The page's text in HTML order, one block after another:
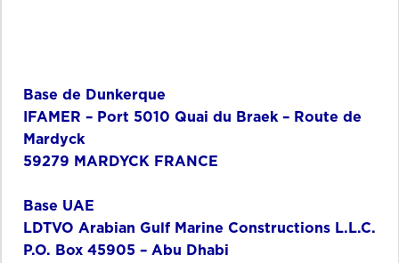
Base de Dunkerque
IFAMER – Port 5010 Quai du Braek – Route de
Mardyck
59279 MARDYCK FRANCE
Base UAE
LDTVO Arabian Gulf Marine Constructions L.L.C.
P.O. Box 45905 – Abu Dhabi